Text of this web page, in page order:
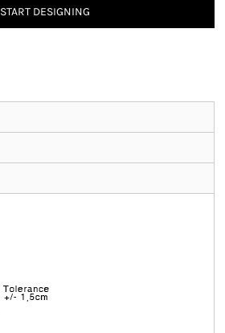
START DESIGNING